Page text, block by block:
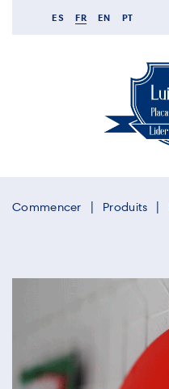
ES FR EN PT
Commencer Produits